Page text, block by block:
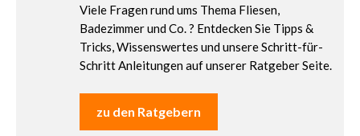
Viele Fragen rund ums Thema Fliesen,
Badezimmer und Co. ? Entdecken Sie Tipps &
Tricks, Wissenswertes und unsere Schritt-für-
Schritt Anleitungen auf unserer Ratgeber Seite.
zu den Ratgebern